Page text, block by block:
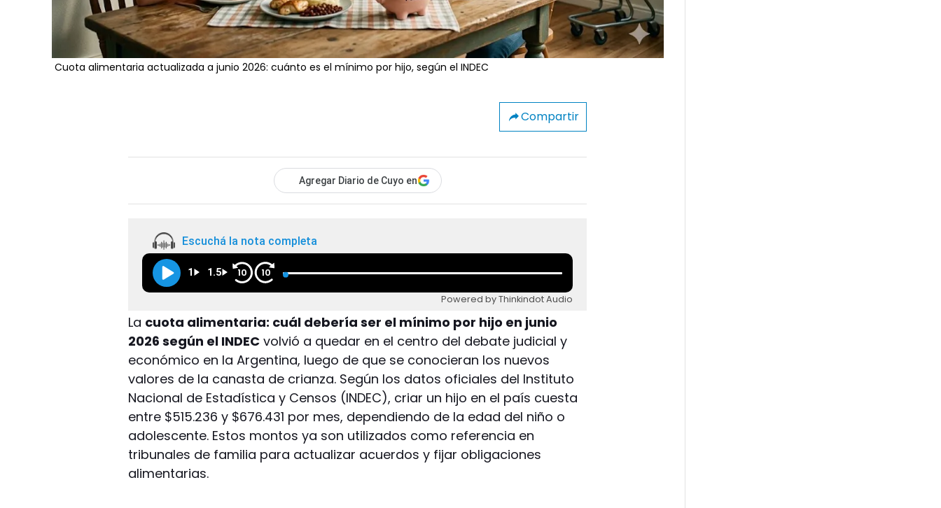
Cuota alimentaria actualizada a junio 2026: cuánto es el mínimo por hijo, según el INDEC
Compartir
Agregar Diario de Cuyo en
Escuchá la nota completa
1 1.5 10 10
Powered by Thinkindot Audio
La cuota alimentaria: cuál debería ser el mínimo por hijo en junio
2026 según el INDEC volvió a quedar en el centro del debate judicial y
económico en la Argentina, luego de que se conocieran los nuevos
valores de la canasta de crianza. Según los datos oficiales del Instituto
Nacional de Estadística y Censos (INDEC), criar un hijo en el país cuesta
entre $515.236 y $676.431 por mes, dependiendo de la edad del niño o
adolescente. Estos montos ya son utilizados como referencia en
tribunales de familia para actualizar acuerdos y fijar obligaciones
alimentarias.